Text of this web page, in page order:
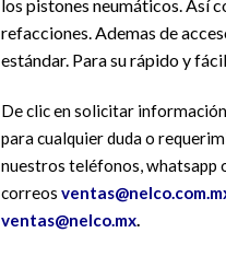
los pistones neumáticos. Así
refacciones. Ademas de
estándar. Para su rápido y
De clic en solicitar
para cualquier duda o
nuestros teléfonos, whatsapp
correos
ventas@nelco.mx.